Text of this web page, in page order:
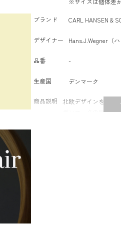
ブランド CARL HANSEN &
デザイナー Hans.J.Wegner（
品番 -
生産国 デンマーク
商品説明
北欧デザインを象徴
デンマークの巨匠ハ